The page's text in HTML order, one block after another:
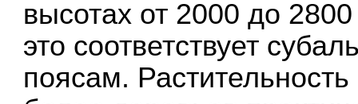
высотах от 2000 до
это соответствует
поясам.